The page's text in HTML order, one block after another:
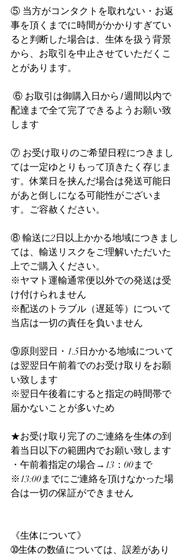
⑤ 当方がコンタクトを取れない・お返
事を頂くまでに時間がかかりすぎてい
ると判断した場合は、生体を扱う背景
から、お取引を中止させていただくこ
とがあります。
配達まで全て完了できるようお願い致
します
⑦ お受け取りのご希望日程につきまし
ては一定ゆとりもって頂きたく存じま
す。休業日を挟んだ場合は発送可能日
があと倒しになる可能性がございま
す。ご容赦ください。
⑧ 輸送に2日以上かかる地域につきまし
ては、輸送リスクをご理解いただいた
上でご購入ください。
※ヤマト運輸通常便以外での発送は受
け付けられません
※配送のトラブル（遅延等）について
当店は一切の責任を負いません
⑨原則翌日・1.5日かかる地域について
は翌翌日午前着でのお受け取りをお願
い致します
※翌日午後着にすると指定の時間帯で
届かないことが多いため
★お受け取り完了のご連絡を生体の到
着当日以下の範囲内でお願い致します
・午前着指定の場合→13：00まで
※13:00までにご連絡を頂けなかった場
合は一切の保証ができません
《生体について》
➉生体の数値については、誤差があり